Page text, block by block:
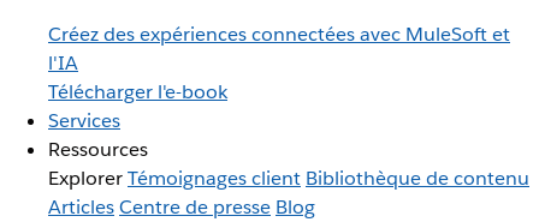
Créez des expériences connectées avec MuleSoft et
l'IA
Télécharger l'e-book
Services
Ressources
ExplorerTémoignages client Bibliothèque de contenu
ArticlesCentre de presse Blog